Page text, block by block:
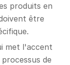
produits en
être
met l'accent
de